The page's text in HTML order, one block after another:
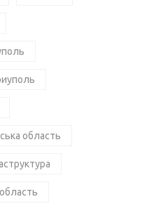
область